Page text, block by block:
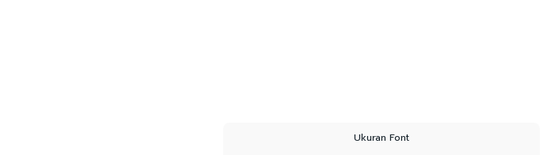
Ukuran Font